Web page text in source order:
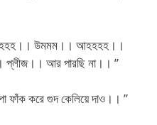
উমমম।। আহহহহ।।
প্লীজ।। আর পারছি না।। ”
ফাঁক করে গুদ কেলিয়ে দাও।। ”